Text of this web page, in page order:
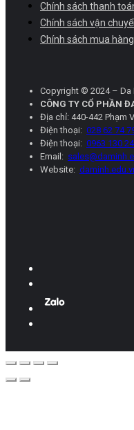
Chính sách thanh
Chính sách vận
Chính sách mua hàng
Copyright © 2024 – Da
CÔNG TY CỔ PHẦN
Địa chỉ: 440-442 Phạm
Điện thoại: 028 62 74
Điện thoại: 0963 130
Email:
Website: